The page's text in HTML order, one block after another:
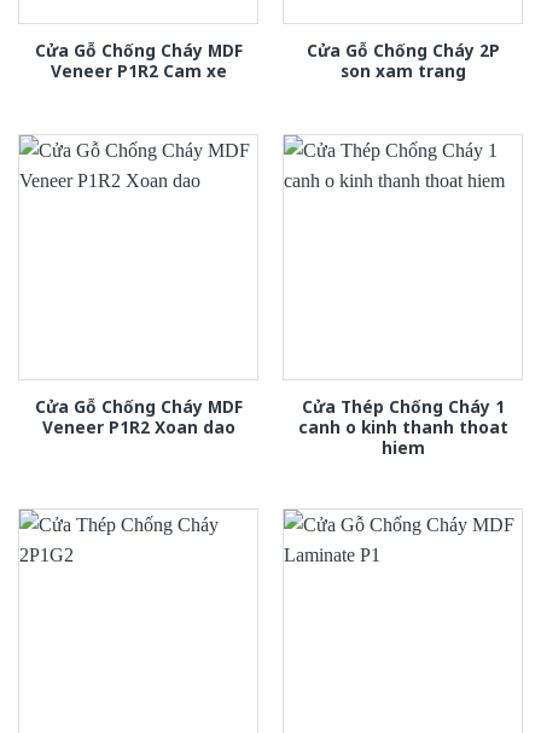
Cửa Gỗ Chống Cháy MDF
Veneer P1R2 Cam xe
Cửa Gỗ Chống Cháy 2P
son xam trang
Cửa Gỗ Chống Cháy MDF
Veneer P1R2 Xoan dao
Cửa Thép Chống Cháy 1
canh o kinh thanh thoat
hiem